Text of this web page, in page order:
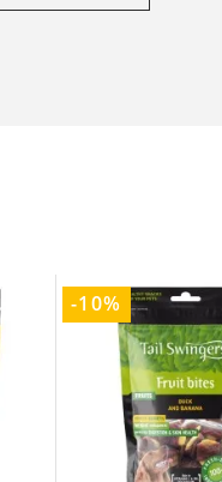
-10%